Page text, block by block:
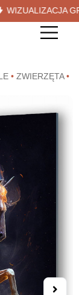
• ZWIERZĘTA•